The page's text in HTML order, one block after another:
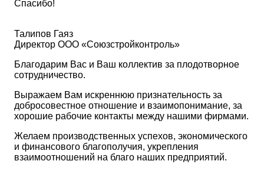
Спасибо!
Талипов Гаяз
Директор ООО «Союзстройконтроль»
Благодарим Вас и Ваш коллектив за плодотворное
сотрудничество.
Выражаем Вам искреннюю признательность за
добросовестное отношение и взаимопонимание, за
хорошие рабочие контакты между нашими фирмами.
Желаем производственных успехов, экономического
и финансового благополучия, укрепления
взаимоотношений на благо наших предприятий.